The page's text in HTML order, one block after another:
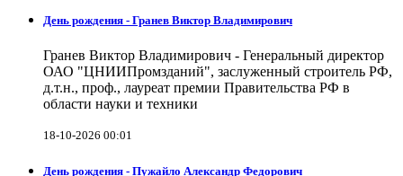
День рождения - Гранев Виктор Владимирович
Гранев Виктор Владимирович - Генеральный директор
ОАО "ЦНИИПромзданий", заслуженный строитель РФ,
д.т.н., проф., лауреат премии Правительства РФ в
области науки и техники
18-10-2026 00:01
День рождения - Пужайло Александр Федорович